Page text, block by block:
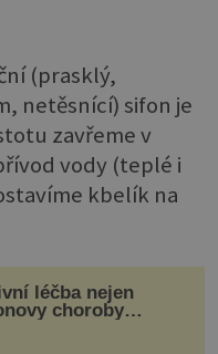
(prasklý,
netěsnící) sifon je
zavřeme v
vody (teplé i
kbelík na
léčba nejen
choroby